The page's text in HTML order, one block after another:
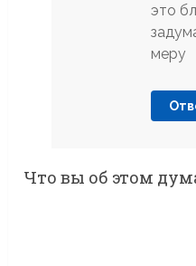
это
меру
Что вы об этом